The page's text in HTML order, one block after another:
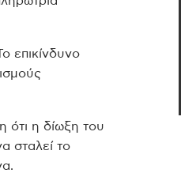
επικίνδυνο
ότι η δίωξη του
σταλεί το